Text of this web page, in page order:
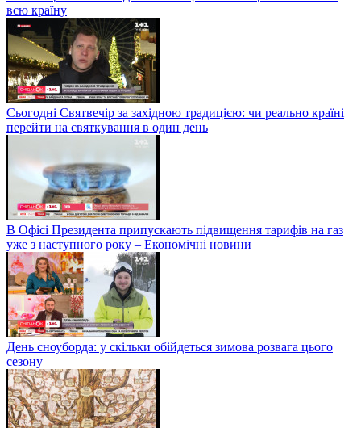
всю країну
Сьогодні Святвечір за західною традицією: чи реально країні
перейти на святкування в один день
В Офісі Президента припускають підвищення тарифів на газ
уже з наступного року – Економічні новини
День сноуборда: у скільки обійдеться зимова розвага цього
сезону